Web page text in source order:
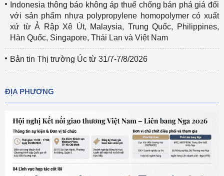
Indonesia thông báo không áp thuế chống bán phá giá đối
với sản phẩm nhựa polypropylene homopolymer có xuất
xứ từ Ả Rập Xê Út, Malaysia, Trung Quốc, Philippines,
Hàn Quốc, Singapore, Thái Lan và Việt Nam
Bản tin Thị trường Úc từ 31/7-7/8/2026
ĐỊA PHƯƠNG